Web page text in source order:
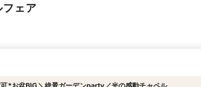
フェア
*お盆BIG＼絶景ガーデンparty／光の感動チャペル